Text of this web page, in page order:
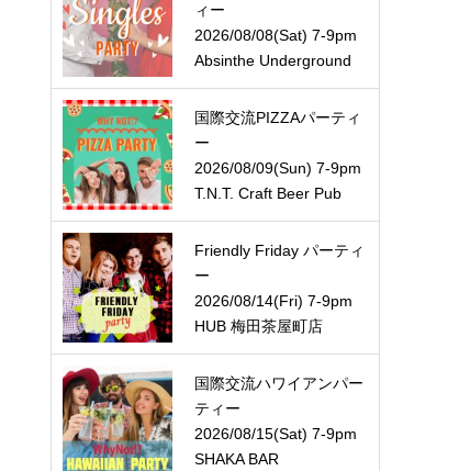
ィー
2026/08/08(Sat) 7-9pm
Absinthe Underground
国際交流PIZZAパーティ
ー
2026/08/09(Sun) 7-9pm
T.N.T. Craft Beer Pub
Friendly Friday パーティ
ー
2026/08/14(Fri) 7-9pm
HUB 梅田茶屋町店
国際交流ハワイアンパー
ティー
2026/08/15(Sat) 7-9pm
SHAKA BAR